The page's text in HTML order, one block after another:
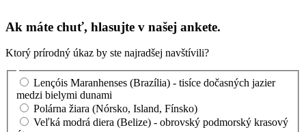
Ak máte chuť, hlasujte v našej ankete.
Ktorý prírodný úkaz by ste najradšej navštívili?
Lençóis Maranhenses (Brazília) - tisíce dočasných jazier
medzi bielymi dunami
Polárna žiara (Nórsko, Island, Fínsko)
Veľká modrá diera (Belize) - obrovský podmorský krasový